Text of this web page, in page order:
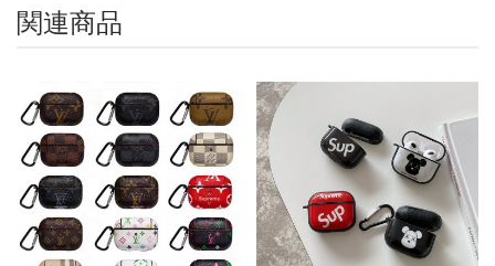
関連商品